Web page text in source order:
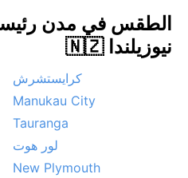
تساقط للثلوج. تشتهر أوكلاند
فصول في يوم واحد، ما يضيف
الطقس في مدن
نيوزيلندا 🇳🇿
كرايستشرش
Manukau City
Tauranga
لور هوت
New Plymouth